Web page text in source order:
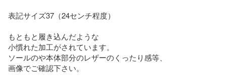
表記サイズ37（24センチ程度）
もともと履き込んだような
小慣れた加工がされています。
ソールのや本体部分のレザーのくったり感等、
画像でご確認下さい。